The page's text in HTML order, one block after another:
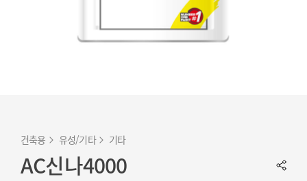
건축용 유성/기타 기타
AC신나4000